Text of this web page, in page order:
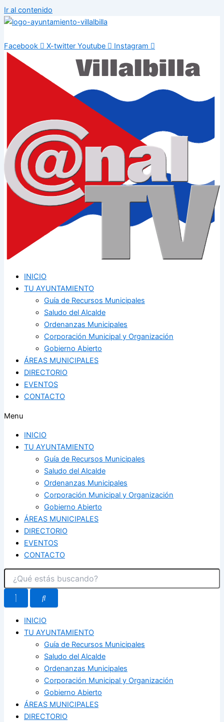
Ir al contenido
Facebook X-twitter Youtube Instagram
INICIO
TU AYUNTAMIENTO
Guía de Recursos Municipales
Saludo del Alcalde
Ordenanzas Municipales
Corporación Municipal y Organización
Gobierno Abierto
ÁREAS MUNICIPALES
DIRECTORIO
EVENTOS
CONTACTO
Menu
INICIO
TU AYUNTAMIENTO
Guía de Recursos Municipales
Saludo del Alcalde
Ordenanzas Municipales
Corporación Municipal y Organización
Gobierno Abierto
ÁREAS MUNICIPALES
DIRECTORIO
EVENTOS
CONTACTO
INICIO
TU AYUNTAMIENTO
Guía de Recursos Municipales
Saludo del Alcalde
Ordenanzas Municipales
Corporación Municipal y Organización
Gobierno Abierto
ÁREAS MUNICIPALES
DIRECTORIO